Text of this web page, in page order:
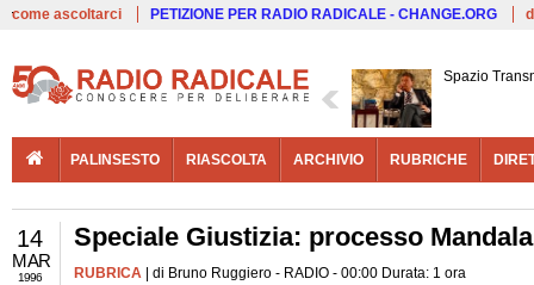
come ascoltarci PETIZIONE PER RADIO RADICALE - CHANGE.ORG
Spazio
PALINSESTO RIASCOLTA ARCHIVIO RUBRICHE
14
MAR
1996
Speciale Giustizia: processo
RUBRICA | di Bruno Ruggiero - RADIO - 00:00 Durata: 1 ora